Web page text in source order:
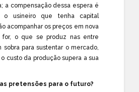
a compensação dessa espera é
o usineiro que tenha capital
acompanhar os preços em nova
for, o que se produz nas entre
sobra para sustentar o mercado,
custo da produção supera a sua
pretensões para o futuro?